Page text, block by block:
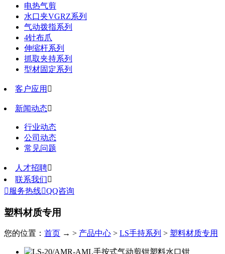
电热气剪
水口夹VGRZ系列
气动拨指系列
4针布爪
伸缩杆系列
抓取夹持系列
型材固定系列
客户应用 
新闻动态
行业动态
公司动态
常见问题
人才招聘
联系我们
 服务热线QQ咨询
塑料材质专用
您的位置： 首页 → > 产品中心 > LS手持系列 > 塑料材质专用